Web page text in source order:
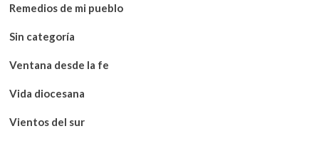
Remedios de mi pueblo
Sin categoría
Ventana desde la fe
Vida diocesana
Vientos del sur